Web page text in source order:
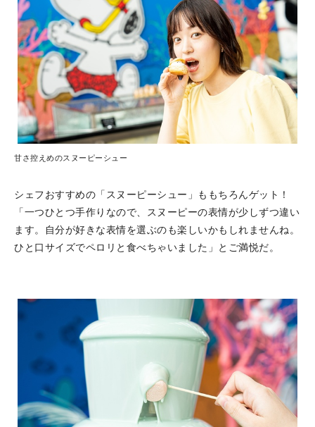
甘さ控えめのスヌーピーシュー
シェフおすすめの「スヌーピーシュー」ももちろんゲット！
「一つひとつ手作りなので、スヌーピーの表情が少しずつ違い
ます。自分が好きな表情を選ぶのも楽しいかもしれませんね。
ひと口サイズでペロリと食べちゃいました」とご満悦だ。